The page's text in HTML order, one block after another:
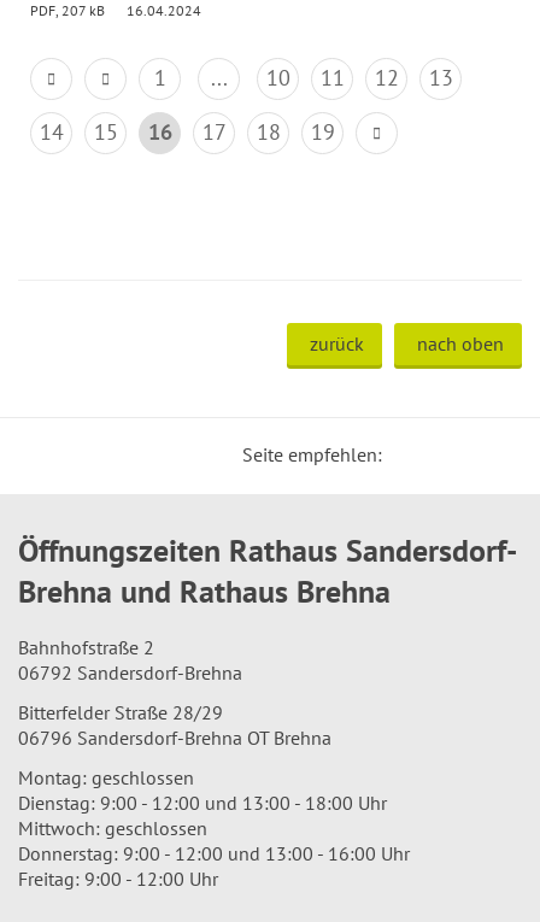
PDF, 207 kB 16.04.2024
1 ... 10 11 12
13
14
15 16 17 18 19
zurück nach oben
Seite empfehlen:
Öffnungszeiten Rathaus Sandersdorf-
Brehna und Rathaus Brehna
Bahnhofstraße 2
06792 Sandersdorf-Brehna
Bitterfelder Straße 28/29
06796 Sandersdorf-Brehna OT Brehna
Montag: geschlossen
Dienstag: 9:00 - 12:00 und 13:00 - 18:00 Uhr
Mittwoch: geschlossen
Donnerstag: 9:00 - 12:00 und 13:00 - 16:00 Uhr
Freitag: 9:00 - 12:00 Uhr